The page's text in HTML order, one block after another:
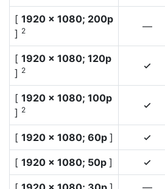
[ 1920 × 1080; 200p
] 2 —
[ 1920 × 1080; 120p
] 2 4
[ 1920 × 1080; 100p
] 2 4
[ 1920 × 1080; 60p ] 4
[ 1920 × 1080; 50p ] 4